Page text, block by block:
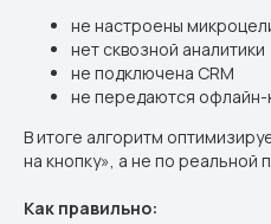
не настроены
нет сквозной аналитики
не подключена CRM
не передаются офлайн-
В итоге алгоритм
на кнопку», а не по реальной
Как правильно: